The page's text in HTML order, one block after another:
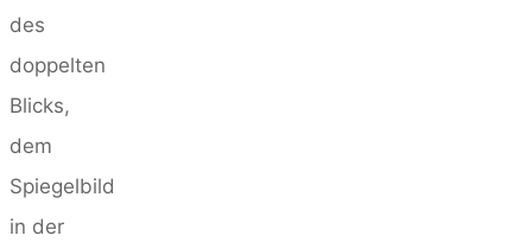
des
doppelten
Blicks,
dem
Spiegelbild
in der